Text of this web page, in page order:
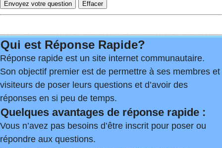
Qui est Réponse Rapide?
Réponse rapide est un site internet communautaire.
Son objectif premier est de permettre à ses membres et
visiteurs de poser leurs questions et d’avoir des
réponses en si peu de temps.
Quelques avantages de réponse rapide :
Vous n’avez pas besoins d’être inscrit pour poser ou
répondre aux questions.